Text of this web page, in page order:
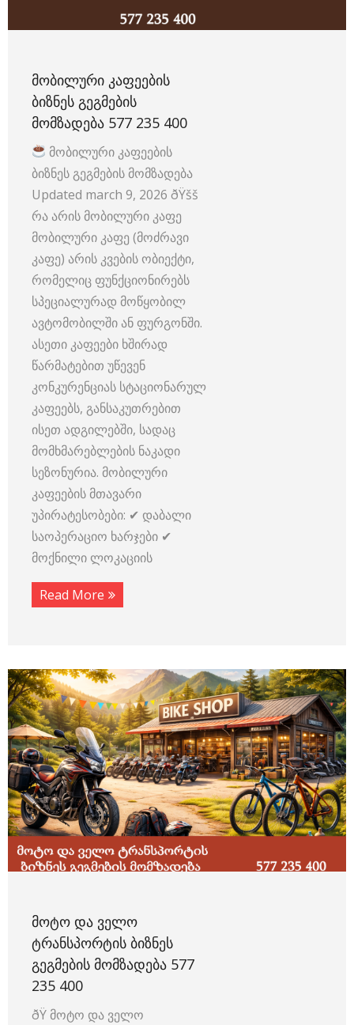
ᲛᲝᲑᲘᲚᲣᲠᲘ ᲙᲐᲤᲔᲔᲑᲘᲡ
ᲑᲘᲖᲜᲔᲡ ᲒᲔᲒᲛᲔᲑᲘᲡ
ᲛᲝᲛᲖᲐᲓᲔᲑᲐ 577 235 400
მობილური კაფეების
ბიზნეს გეგმების მომზადება
Updated march 9, 2026 ðŸšš
რა არის მობილური კაფე
მობილური კაფე (მოძრავი
კაფე) არის კვების ობიექტი,
რომელიც ფუნქციონირებს
სპეციალურად მოწყობილ
ავტომობილში ან ფურგონში.
ასეთი კაფეები ხშირად
წარმატებით უწევენ
კონკურენციას სტაციონარულ
კაფეებს, განსაკუთრებით
ისეთ ადგილებში, სადაც
მომხმარებლების ნაკადი
სეზონურია. მობილური
კაფეების მთავარი
უპირატესობები: ✔ დაბალი
საოპერაციო ხარჯები ✔
მოქნილი ლოკაციის
Read More
ᲛᲝᲢᲝ ᲓᲐ ᲕᲔᲚᲝ
ᲢᲠᲐᲜᲡᲞᲝᲠᲢᲘᲡ ᲑᲘᲖᲜᲔᲡ
ᲒᲔᲒᲛᲔᲑᲘᲡ ᲛᲝᲛᲖᲐᲓᲔᲑᲐ 577
235 400
ðŸ️ მოტო და ველო